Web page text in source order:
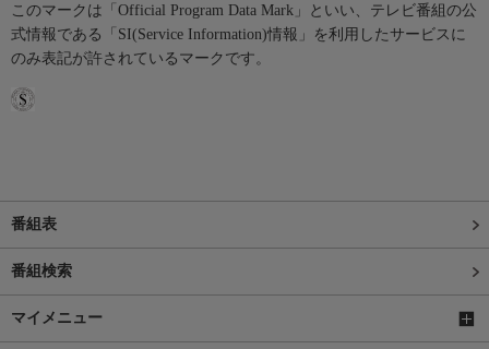
このマークは「Official Program Data Mark」といい、テレビ番組の公
式情報である「SI(Service Information)情報」を利用したサービスに
のみ表記が許されているマークです。
番組表
番組検索
マイメニュー